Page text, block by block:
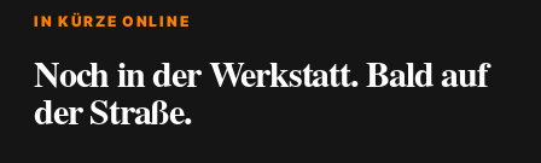
IN KÜRZE ONLINE
Noch in der Werkstatt. Bald auf
der Straße.